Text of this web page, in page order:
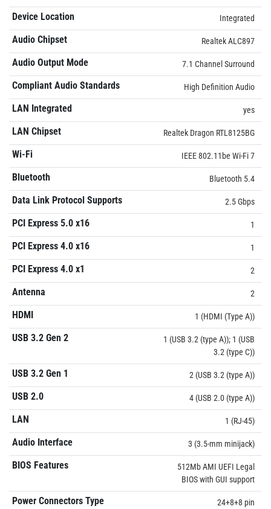
Device Location Integrated
Audio Chipset Realtek ALC897
Audio Output Mode 7.1 Channel Surround
Compliant Audio Standards High Definition Audio
LAN Integrated yes
LAN Chipset Realtek Dragon RTL8125BG
Wi-Fi IEEE 802.11be Wi-Fi 7
Bluetooth Bluetooth 5.4
Data Link Protocol Supports 2.5 Gbps
PCI Express 5.0 x16 1
PCI Express 4.0 x16 1
PCI Express 4.0 x1 2
Antenna 2
HDMI 1 (HDMI (Type A))
USB 3.2 Gen 2
1 (USB 3.2 (type A)); 1 (USB
3.2 (type C))
USB 3.2 Gen 1 2 (USB 3.2 (type A))
USB 2.0 4 (USB 2.0 (type A))
LAN 1 (RJ-45)
Audio Interface 3 (3.5-mm minijack)
BIOS Features
512Mb AMI UEFI Legal
BIOS with GUI support
Power Connectors Type 24+8+8 pin